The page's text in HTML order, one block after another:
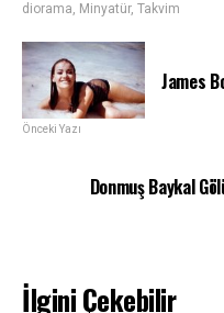
diorama, Minyatür, Takvim
James
Önceki Yazı
Donmuş Baykal
İlgini Çekebilir